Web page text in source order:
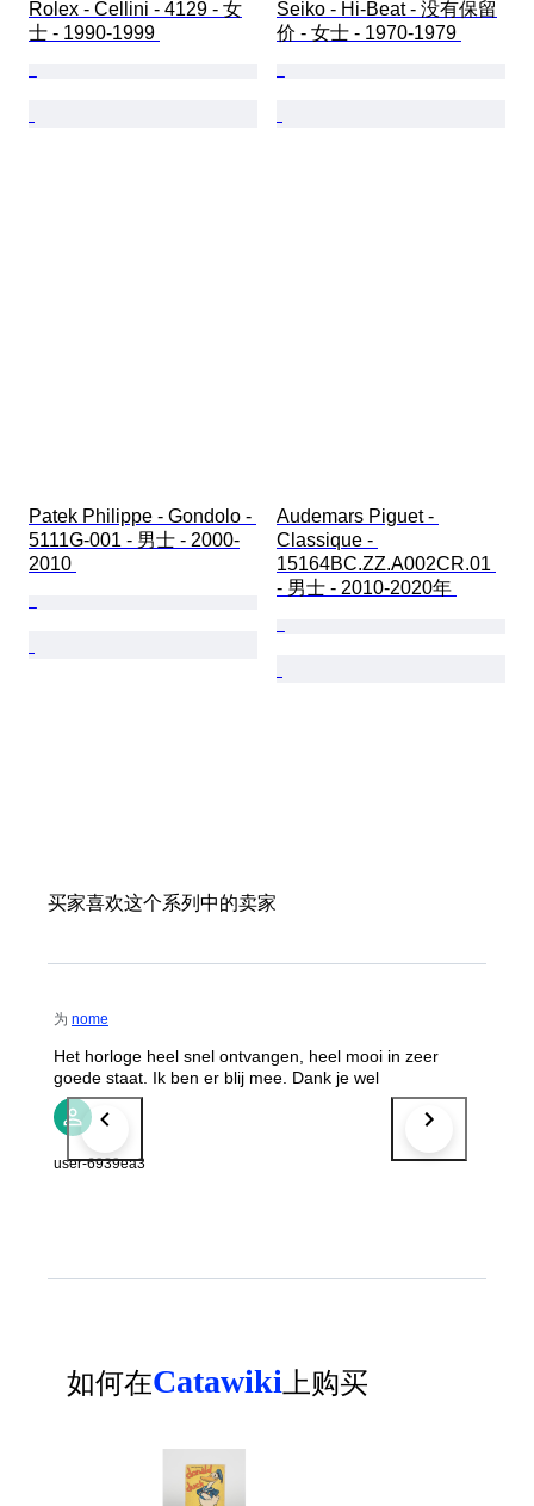
Rolex - Cellini - 4129 - 女
士 - 1990-1999
Seiko - Hi-Beat - 没有保留
价 - 女士 - 1970-1979
Patek Philippe - Gondolo -
5111G-001 - 男士 - 2000-
2010
Audemars Piguet -
Classique -
15164BC.ZZ.A002CR.01
- 男士 - 2010-2020年
买家喜欢这个系列中的卖家
为 nome
Het horloge heel snel ontvangen, heel mooi in zeer
goede staat. Ik ben er blij mee. Dank je wel
user-6939ea3
如何在Catawiki 上购买